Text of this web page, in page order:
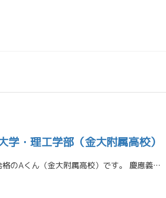
学・理工学部（金大附属高校）
合格体験記を掲載！第12回は慶大理工学部合格のAくん（金大附属高校）です。 慶應義塾大学 理工学部 Aくん 金沢大学附属高校 東進のお薦めの講座・講師の先生および受講後の具体的な効果 僕が薦める東進講座は苑田先生の「ハイ […]